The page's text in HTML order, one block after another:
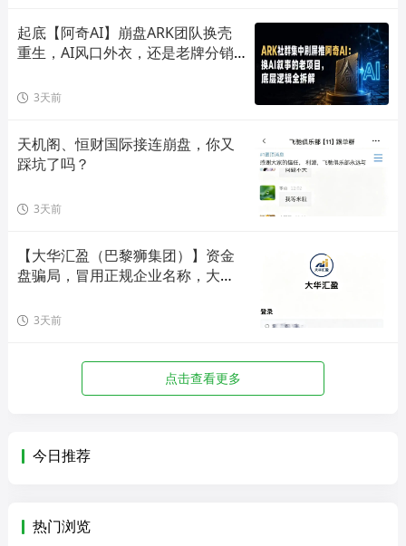
起底【阿奇AI】崩盘ARK团队换壳
重生，AI风口外衣，还是老牌分销
3天前
天机阁、恒财国际接连崩盘，你又
踩坑了吗？
3天前
【大华汇盈（巴黎狮集团）】资金
盘骗局，冒用正规企业名称，大量
3天前
点击查看更多
今日推荐
热门浏览